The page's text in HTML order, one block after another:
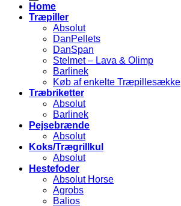
Home
Træpiller
Absolut
DanPellets
DanSpan
Stelmet – Lava & Olimp
Barlinek
Køb af enkelte Træpillesække
Træbriketter
Absolut
Barlinek
Pejsebrænde
Absolut
Koks/Trægrillkul
Absolut
Hestefoder
Absolut Horse
Agrobs
Balios